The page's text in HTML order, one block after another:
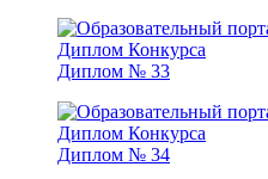
Диплом № 33
Диплом № 34